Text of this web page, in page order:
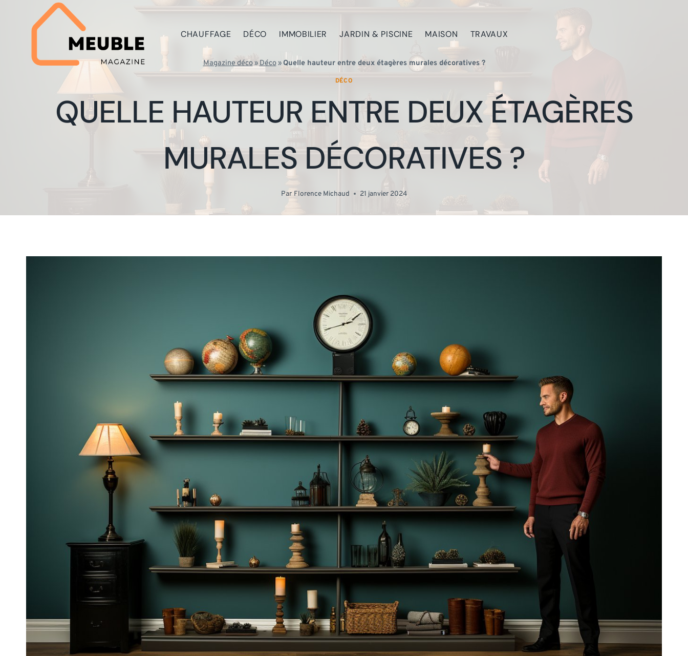
CHAUFFAGE DÉCO IMMOBILIER JARDIN & PISCINE MAISON TRAVAUX
Magazine déco»Déco»Quelle hauteur entre deux étagères murales décoratives ?
DÉCO
QUELLE HAUTEUR ENTRE DEUX ÉTAGÈRES
MURALES DÉCORATIVES ?
Par Florence Michaud 21 janvier 2024